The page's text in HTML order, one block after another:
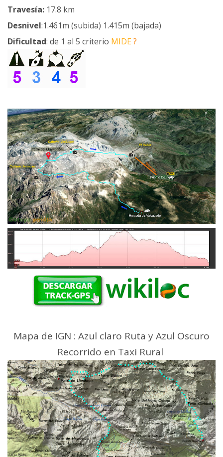
Travesía: 17.8 km
Desnivel:1.461m (subida) 1.415m (bajada)
Dificultad: de 1 al 5 criterio MIDE?
Mapa de IGN : Azul claro Ruta y Azul Oscuro
Recorrido en Taxi Rural